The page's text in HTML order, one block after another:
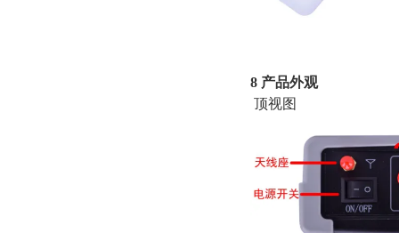
8 产品外观
顶视图